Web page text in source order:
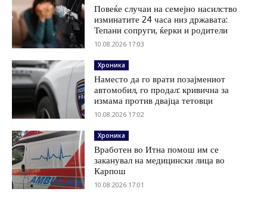
Повеќе случаи на семејно насилство
изминатите 24 часа низ државата:
Тепани сопруги, ќерки и родители
10.08.2026 17:03
Хроника
Наместо да го врати позајмениот
автомобил, го продал: кривична за
измама против двајца тетовци
10.08.2026 17:02
Хроника
Вработен во Итна помош им се
заканувал на медицински лица во
Карпош
10.08.2026 17:01